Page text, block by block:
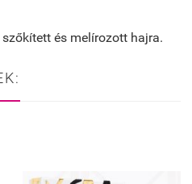
és melírozott hajra.